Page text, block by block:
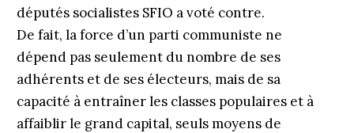
députés socialistes SFIO a voté contre.
De fait, la force d’un parti communiste ne
dépend pas seulement du nombre de ses
adhérents et de ses électeurs, mais de sa
capacité à entraîner les classes populaires et à
affaiblir le grand capital, seuls moyens de